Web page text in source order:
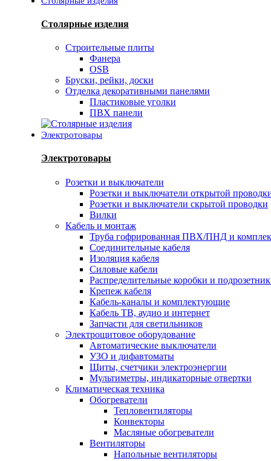
Столярные изделия
Строительные плиты
Фанера
OSB
Бруски, рейки, доски
Отделка декоративными панелями
Пластиковые уголки
ПВХ панели
Электротовары
Электротовары
Розетки и выключатели
Розетки и выключатели открытой
Розетки и выключатели скрытой проводки
Вилки
Кабель и монтаж
Труба гофрированная ПВХ/ПНД и
Соединительные кабеля
Изоляция кабеля
Силовые кабели
Распределительные коробки и
Крепеж кабеля
Кабель-каналы и комплектующие
Кабель ТВ, аудио и интернет
Запчасти для светильников
Электрощитовое оборудование
Автоматические выключатели
УЗО и дифавтоматы
Щиты, счетчики электроэнергии
Мультиметры, индикаторные отвертки
Климатическая техника
Обогреватели
Тепловентиляторы
Конвекторы
Масляные обогреватели
Вентиляторы
Напольные вентиляторы